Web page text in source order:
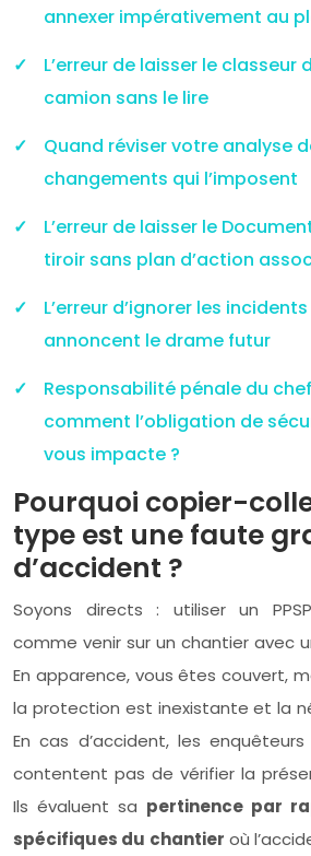
annexer impérativement au
L’erreur de laisser le classeur
camion sans le lire
Quand réviser votre analyse
changements qui l’imposent
L’erreur de laisser le
tiroir sans plan d’action
L’erreur d’ignorer les
annoncent le drame futur
Responsabilité pénale du
comment l’obligation de
vous impacte ?
Pourquoi copier-
type est une faute
d’accident ?
Soyons directs : utiliser un
comme venir sur un chantier avec
En apparence, vous êtes couvert,
la protection est inexistante et la
En cas d’accident, les
contentent pas de vérifier la
Ils évaluent sa pertinence par
spécifiques du chantier où